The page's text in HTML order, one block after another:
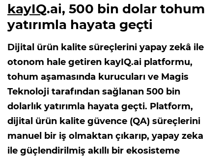
kayIQ.ai, 500 bin dolar tohum
yatırımla hayata geçti
Dijital ürün kalite süreçlerini yapay zekâ ile
otonom hale getiren kayIQ.ai platformu,
tohum aşamasında kurucuları ve Magis
Teknoloji tarafından sağlanan 500 bin
dolarlık yatırımla hayata geçti. Platform,
dijital ürün kalite güvence (QA) süreçlerini
manuel bir iş olmaktan çıkarıp, yapay zeka
ile güçlendirilmiş akıllı bir ekosisteme